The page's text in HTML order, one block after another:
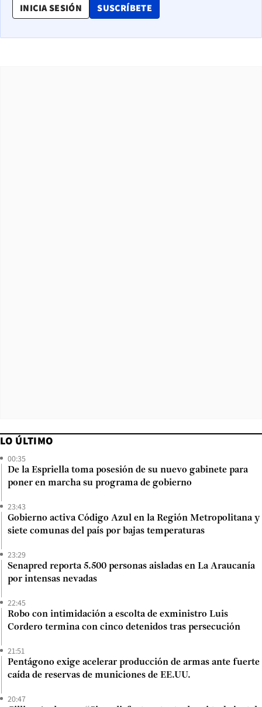
INICIA SESIÓN SUSCRÍBETE
OPENS IN NEW WINDOW
LO ÚLTIMO
00:35
De la Espriella toma posesión de su nuevo gabinete para
poner en marcha su programa de gobierno
23:43
Gobierno activa Código Azul en la Región Metropolitana y
siete comunas del país por bajas temperaturas
23:29
Senapred reporta 5.500 personas aisladas en La Araucanía
por intensas nevadas
22:45
Robo con intimidación a escolta de exministro Luis
Cordero termina con cinco detenidos tras persecución
21:51
Pentágono exige acelerar producción de armas ante fuerte
caída de reservas de municiones de EE.UU.
20:47